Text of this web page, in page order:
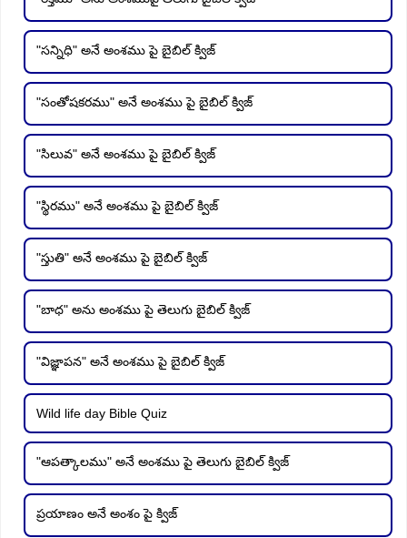
"సన్నిధి" అనే అంశము పై బైబిల్ క్విజ్
"సంతోషకరము" అనే అంశము పై బైబిల్ క్విజ్
"సిలువ" అనే అంశము పై బైబిల్ క్విజ్
"స్థిరము" అనే అంశము పై బైబిల్ క్విజ్
"స్తుతి" అనే అంశము పై బైబిల్ క్విజ్
"బాధ" అను అంశము పై తెలుగు బైబిల్ క్విజ్
"విజ్ఞాపన" అనే అంశము పై బైబిల్ క్విజ్
Wild life day Bible Quiz
"ఆపత్కాలము" అనే అంశము పై తెలుగు బైబిల్ క్విజ్
ప్రయాణం అనే అంశం పై క్విజ్